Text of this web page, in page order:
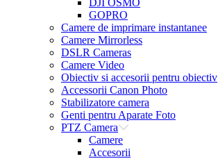
DJI OSMO
GOPRO
Camere de imprimare instantanee
Camere Mirrorless
DSLR Cameras
Camere Video
Obiectiv si accesorii pentru obiectiv
Accessorii Canon Photo
Stabilizatore camera
Genti pentru Aparate Foto
PTZ Camera
Camere
Accesorii